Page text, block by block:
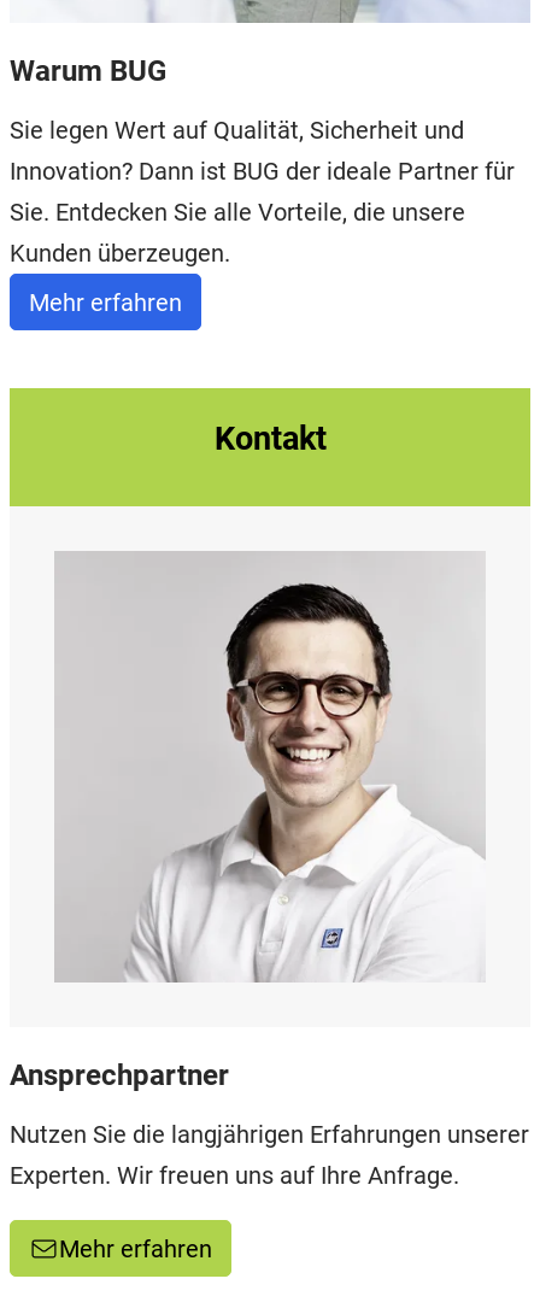
Warum BUG
Sie legen Wert auf Qualität, Sicherheit und
Innovation? Dann ist BUG der ideale Partner für
Sie. Entdecken Sie alle Vorteile, die unsere
Kunden überzeugen.
Mehr erfahren
Kontakt
Ansprechpartner
Nutzen Sie die langjährigen Erfahrungen unserer
Experten. Wir freuen uns auf Ihre Anfrage.
Mehr erfahren